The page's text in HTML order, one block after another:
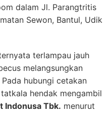
dalam Jl. Parangtritis
Sewon, Bantul, Udik
terlampau jauh
melangsungkan
hubungi cetakan
hendak mengambil
Indonusa Tbk. menurut